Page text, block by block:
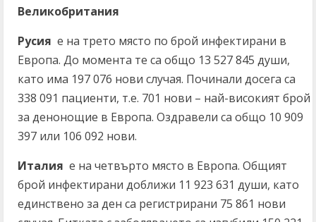
Великобритания
Русия е на трето място по брой инфектирани в
Европа. До момента те са общо 13 527 845 души,
като има 197 076 нови случая. Починали досега са
338 091 пациенти, т.е. 701 нови – най-високият брой
за денонощие в Европа. Оздравели са общо 10 909
397 или 106 092 нови.
Италия е на четвърто място в Европа. Общият
брой инфектирани доближи 11 923 631 души, като
единствено за ден са регистрирани 75 861 нови